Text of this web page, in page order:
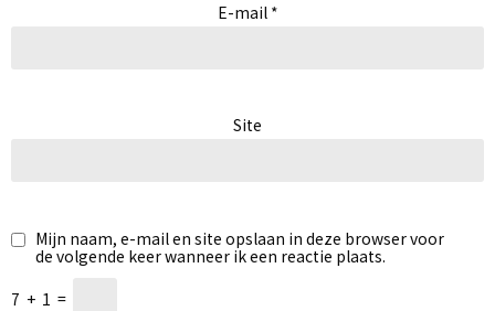
E-mail *
Site
Mijn naam, e-mail en site opslaan in deze browser voor
de volgende keer wanneer ik een reactie plaats.
7 + 1 =